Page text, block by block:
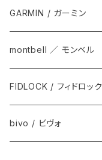
GARMIN / ガーミン
montbell ／ モンベル
FIDLOCK / フィドロック
bivo / ビヴォ